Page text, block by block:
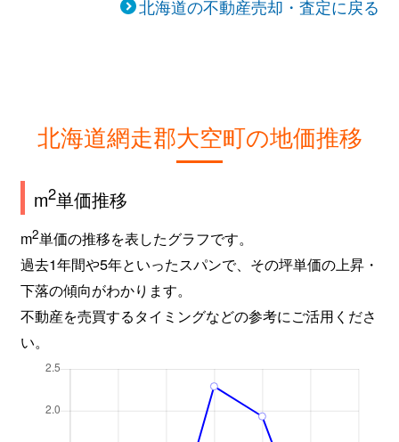
北海道の不動産売却・査定に戻る
北海道網走郡大空町の地価推移
m2単価推移
m2単価の推移を表したグラフです。
過去1年間や5年といったスパンで、その坪単価の上昇・
下落の傾向がわかります。
不動産を売買するタイミングなどの参考にご活用くださ
い。